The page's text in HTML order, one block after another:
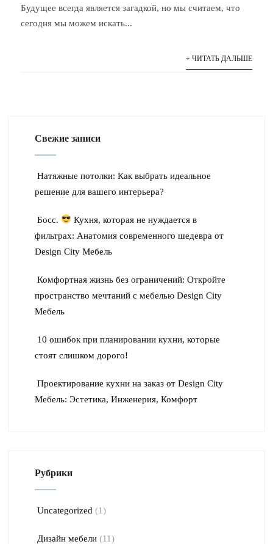
Будущее всегда является загадкой, но мы считаем, что
сегодня мы можем искать...
+ ЧИТАТЬ ДАЛЬШЕ
Свежие записи
Натяжные потолки: Как выбрать идеальное
решение для вашего интерьера?
Босс.
Кухня, которая не нуждается в
фильтрах: Анатомия современного шедевра от
Design City Мебель
Комфортная жизнь без ограничений: Откройте
пространство мечтаний с мебелью Design City
Мебель
10 ошибок при планировании кухни, которые
стоят слишком дорого!
Проектирование кухни на заказ от Design City
Мебель: Эстетика, Инженерия, Комфорт
Рубрики
Uncategorized (1)
Дизайн мебели(11)